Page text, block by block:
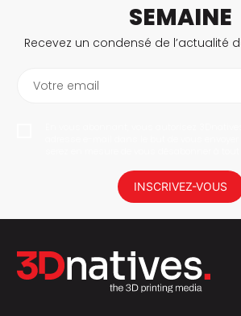
SEMAINE
Recevez un condensé de l’actualité
Votre email
INSCRIVEZ-VOUS